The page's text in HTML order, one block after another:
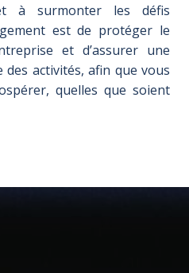
à surmonter les défis
est de protéger le
et d’assurer une
activités, afin que vous
quelles que soient